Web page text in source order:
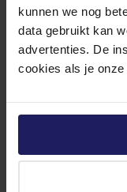
kunnen we nog
data gebruikt kan
advertenties. De
cookies als je
Tjalkstraat 4b
8102 HG Raalte
BTW nr: NL
KvK nr: 55425437
Bestellen